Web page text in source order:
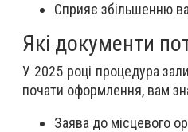
Сприяє збільшенню
Які документи
У 2025 році процедура
почати оформлення, вам
Заява до місцевого